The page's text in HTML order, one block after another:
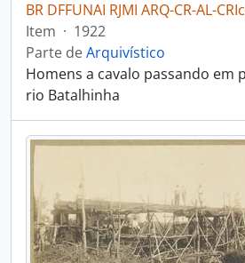
BR DFFUNAI RJMI ARQ-CR-AL-
Item · 1922
Parte deArquivístico
Homens a cavalo passando em
rio Batalhinha